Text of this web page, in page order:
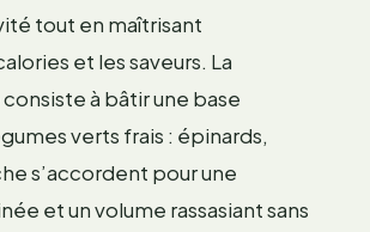
tout en maîtrisant
et les saveurs. La
à bâtir une base
verts frais : épinards,
s’accordent pour une
et un volume rassasiant sans